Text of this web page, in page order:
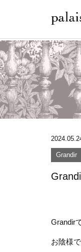
Grandir
Grandir
お陰様